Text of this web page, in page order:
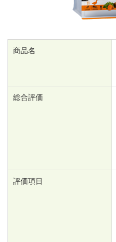
商品名
総合評価
評価項目